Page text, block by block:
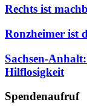
Rechts ist
Ronzheimer ist
Sachsen-
Hilflosigkeit
Spendenaufruf